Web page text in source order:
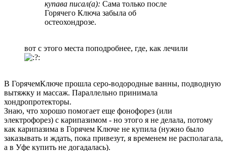
купава писал(а): Сама только после
Горячего Ключа забыла об
остеохондрозе.
вот с этого места поподробнее, где, как лечили
:
В ГорячемКлюче прошла серо-водородные ванны, подводную
вытяжку и массаж. Параллельно принимала
хондропротекторы.
Знаю, что хорошо помогает еще фонофорез (или
электрофорез) с карипазимом - но этого я не делала, потому
как карипазима в Горячем Ключе не купила (нужно было
заказывать и ждать, пока привезут, я временем не располагала,
а в Уфе купить не догадалась).